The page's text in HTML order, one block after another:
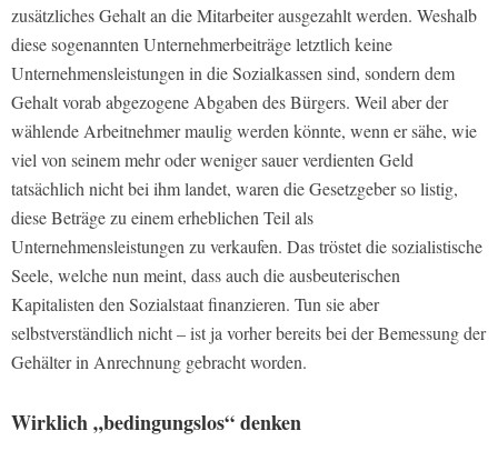
zusätzliches Gehalt an die Mitarbeiter ausgezahlt werden. Weshalb
diese sogenannten Unternehmerbeiträge letztlich keine
Unternehmensleistungen in die Sozialkassen sind, sondern dem
Gehalt vorab abgezogene Abgaben des Bürgers. Weil aber der
wählende Arbeitnehmer maulig werden könnte, wenn er sähe, wie
viel von seinem mehr oder weniger sauer verdienten Geld
tatsächlich nicht bei ihm landet, waren die Gesetzgeber so listig,
diese Beträge zu einem erheblichen Teil als
Unternehmensleistungen zu verkaufen. Das tröstet die sozialistische
Seele, welche nun meint, dass auch die ausbeuterischen
Kapitalisten den Sozialstaat finanzieren. Tun sie aber
selbstverständlich nicht – ist ja vorher bereits bei der Bemessung der
Gehälter in Anrechnung gebracht worden.
Wirklich „bedingungslos“ denken